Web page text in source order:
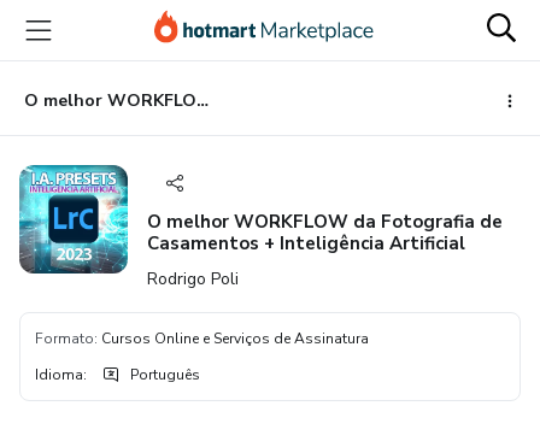
para
conteúdo
principal
para
pagamento
para
rodapé
O melhor WORKFLOW da Fotografia de Casamentos + Inteligência Artificial
O melhor WORKFLOW da Fotografia de
Casamentos + Inteligência Artificial
Rodrigo Poli
Formato: Cursos Online e Serviços de Assinatura
Idioma: Português